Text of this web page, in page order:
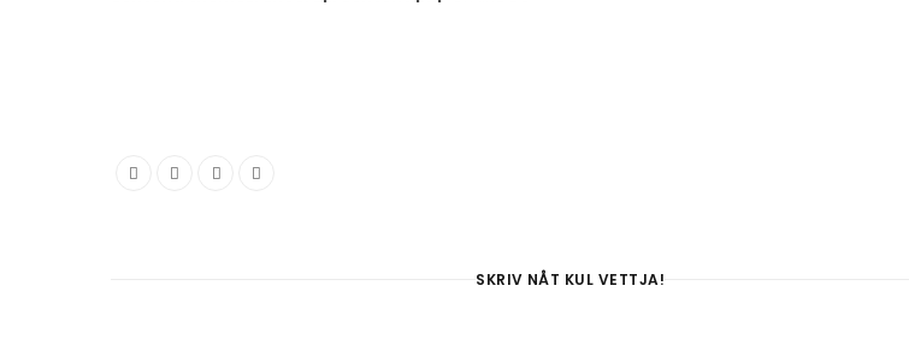
SKRIV NÅT KUL VETTJA!